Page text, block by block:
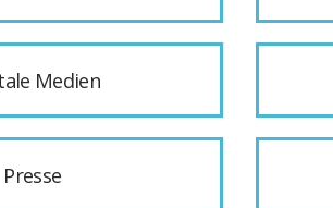
Medien
Presse